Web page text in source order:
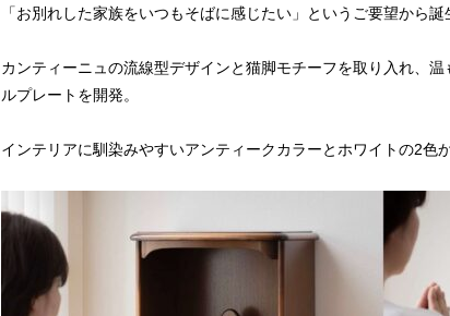
「お別れした家族をいつもそばに感じたい」というご要望から誕
カンティーニュの流線型デザインと猫脚モチーフを取り入れ、
ルプレートを開発。
インテリアに馴染みやすいアンティークカラーとホワイトの2色